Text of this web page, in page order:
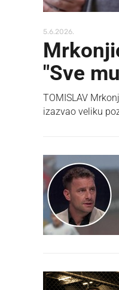
5.6.2026.
"Sve
TOMISLAV
izazvao veliku